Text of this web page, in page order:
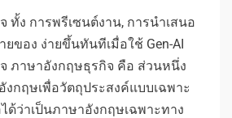
ทั้ง การพรีเซนต์งาน, การนําเสนอ
ของ ง่ายขึ้นทันทีเมื่อใช้ Gen-AI
ภาษาอังกฤษธุรกิจ คือ ส่วนหนึ่ง
กฤษเพื่อวัตถุประสงค์แบบเฉพาะ
ด้ว่าเป็นภาษาอังกฤษเฉพาะทาง